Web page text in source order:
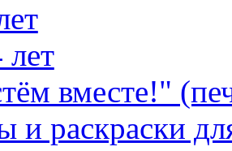
лет
вместе!"
и раскраски